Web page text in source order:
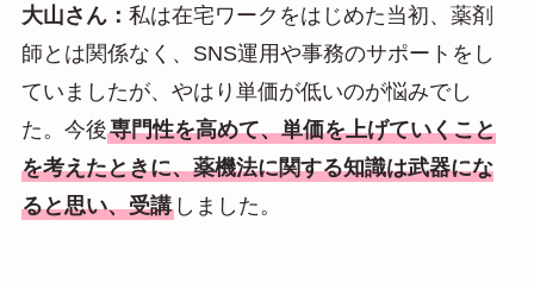
大山さん： 私は在宅ワークをはじめた当初、薬剤
師とは関係なく、SNS運用や事務のサポートをし
ていましたが、やはり単価が低いのが悩みでし
た。今後専門性を高めて、単価を上げていくこと
を考えたときに、薬機法に関する知識は武器にな
ると思い、受講しました。